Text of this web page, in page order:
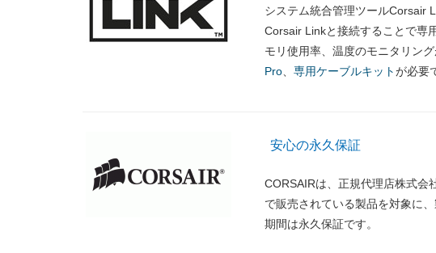
システム統合管理ツールCorsair
Corsair Linkと接続することで専
モリ使用率、温度のモニタリン
Pro
専用ケーブルキットが必要
安心の永久保証
CORSAIRは、正規代理店株式会
で販売されている製品を対象に
期間は永久保証です。